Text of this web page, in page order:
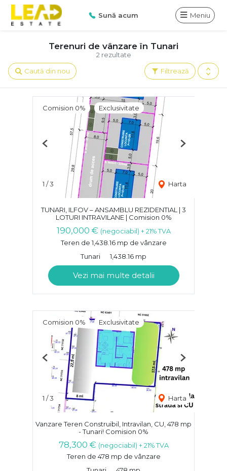
Sună acum Meniu
2 rezultate
Terenuri de vânzare în Tunari
Filtrează
Caută din nou
Comision 0% Exclusivitate
1 /3 Harta
Previous Next
TUNARI, ILFOV – ANSAMBLU REZIDENTIAL | 3
LOTURI INTRAVILANE | Comision 0%
190,000 € (negociabil) + 21% TVA
Teren de 1,438.16 mp de vânzare
Tunari
1,438.16 mp
Vezi mai multe detalii
Comision 0% Exclusivitate
1 /3 Harta
Previous Next
Vanzare Teren Construibil, Intravilan, CU, 478 mp
- Tunari! Comision 0%
78,300 € (negociabil) + 21% TVA
Teren de 478 mp de vânzare